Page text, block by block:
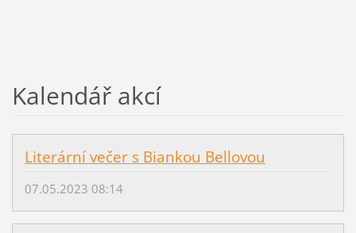
Kalendář akcí
Literární večer s Biankou Bellovou
07.05.2023 08:14